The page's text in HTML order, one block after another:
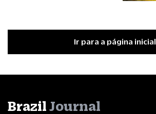
Ir para a página inicial
Brazil Journal